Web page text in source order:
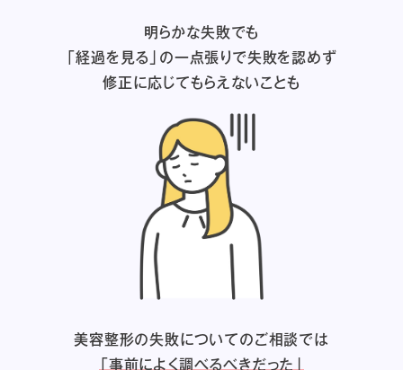
明らかな失敗でも
「経過を見る」の一点張りで失敗を認めず
修正に応じてもらえないことも
美容整形の失敗についてのご相談では
「事前によく調べるべきだった」